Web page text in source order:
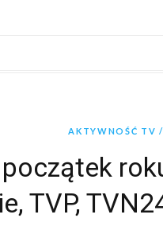
AKTYWNOŚĆ TV
TVP,